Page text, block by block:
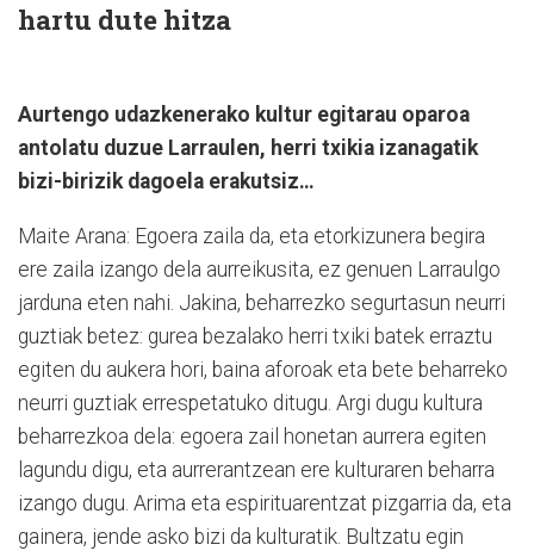
hartu dute hitza
Aurtengo udazkenerako kultur egitarau oparoa
antolatu duzue Larraulen, herri txikia izanagatik
bizi-birizik dagoela erakutsiz…
Maite Arana: Egoera zaila da, eta etorkizunera begira
ere zaila izango dela aurreikusita, ez genuen Larraulgo
jarduna eten nahi. Jakina, beharrezko segurtasun neurri
guztiak betez: gurea bezalako herri txiki batek erraztu
egiten du aukera hori, baina aforoak eta bete beharreko
neurri guztiak errespetatuko ditugu. Argi dugu kultura
beharrezkoa dela: egoera zail honetan aurrera egiten
lagundu digu, eta aurrerantzean ere kulturaren beharra
izango dugu. Arima eta espirituarentzat pizgarria da, eta
gainera, jende asko bizi da kulturatik. Bultzatu egin